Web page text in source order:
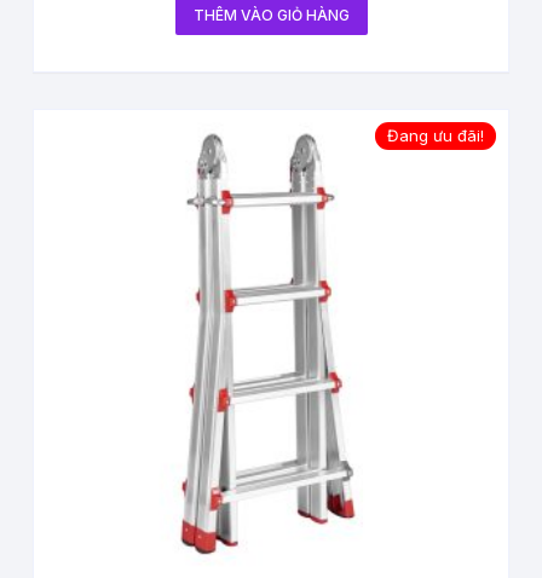
THÊM VÀO GIỎ HÀNG
Đang ưu đãi!